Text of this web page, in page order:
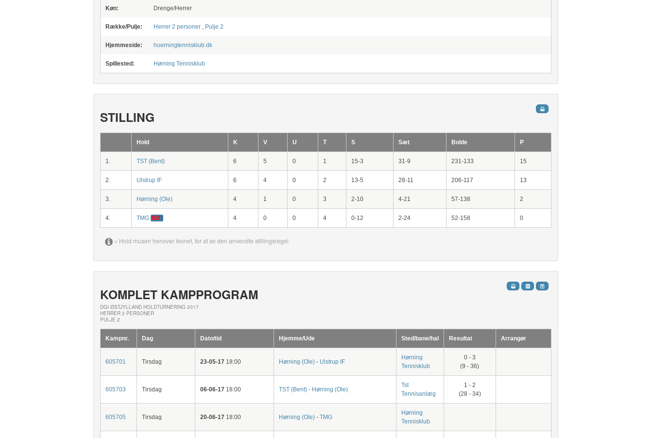
Køn: Drenge/Herrer
Række/Pulje: Herrer 2 personer, Pulje 2
Hjemmeside: hoerningtennisklub.dk
Spillested: Hørning Tennisklub
STILLING
Hold K V U T S Sæt Bolde P
1. TST (Bent) 6 5 0 1 15-3 31-9 231-133 15
2. Ulstrup IF 6 4 0 2 13-5 28-11 206-117 13
3. Hørning (Ole) 4 1 0 3 2-10 4-21 57-138 2
4. TMG NB! 4 0 0 4 0-12 2-24 52-158 0
= Hold musen henover ikonet, for at se den anvendte stillingsregel
KOMPLET KAMPPROGRAM
DGI ØSTJYLLAND HOLDTURNERING 2017
HERRER 2 PERSONER
PULJE 2
Kampnr. Dag Dato/tid Hjemme/Ude Sted/bane/hal Resultat Arrangør
605701 Tirsdag 23-05-1718:00 Hørning (Ole) - Ulstrup IF
Hørning
Tennisklub
0 - 3
(9 - 36)
605703 Tirsdag 06-06-1718:00 TST (Bent) - Hørning (Ole)
Tst
Tennisanlæg
1 - 2
(28 - 34)
605705 Tirsdag 20-06-1718:00 Hørning (Ole) - TMG
Hørning
Tennisklub